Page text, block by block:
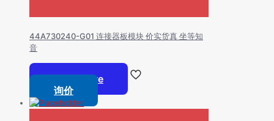
44A730240-G01 连接器板模块 价实货真 坐等知
音
Read more
询价